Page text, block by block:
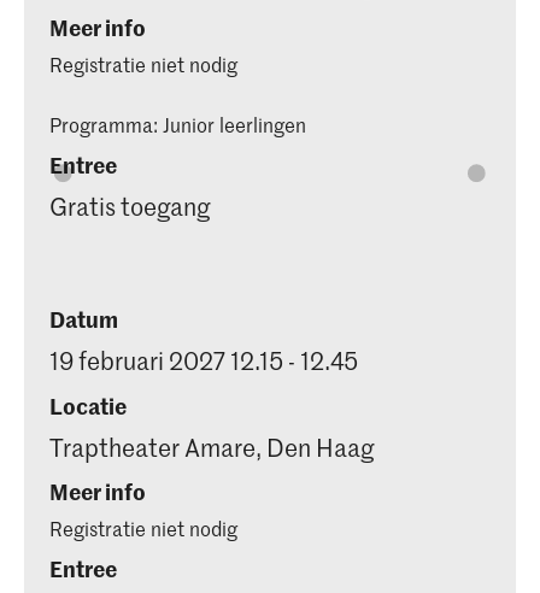
Meer info
Registratie niet nodig
Programma: Junior leerlingen
Entree
Gratis toegang
Datum
19 februari 2027 12.15 - 12.45
Locatie
Traptheater Amare, Den Haag
Meer info
Registratie niet nodig
Entree